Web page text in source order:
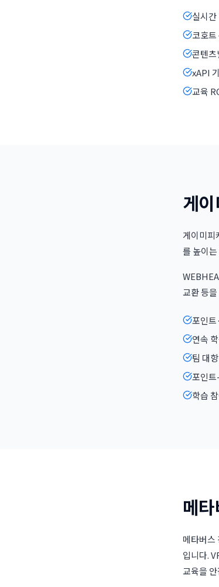
실시
코호
콘텐츠
xAPI
교육
게
게이미피
를 높이
교환 등
포인트
연속
팀 대
포인
학습
메
메타버스
입니다.
교육을